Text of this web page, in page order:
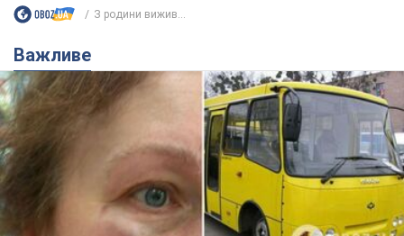
З родини вижив...
Важливе